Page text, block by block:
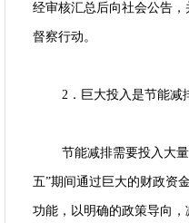
经审核汇总后向社会公告
督察行动。
2．巨大投入是节能减
节能减排需要投入大
五”期间通过巨大的财政资
功能，以明确的政策导向